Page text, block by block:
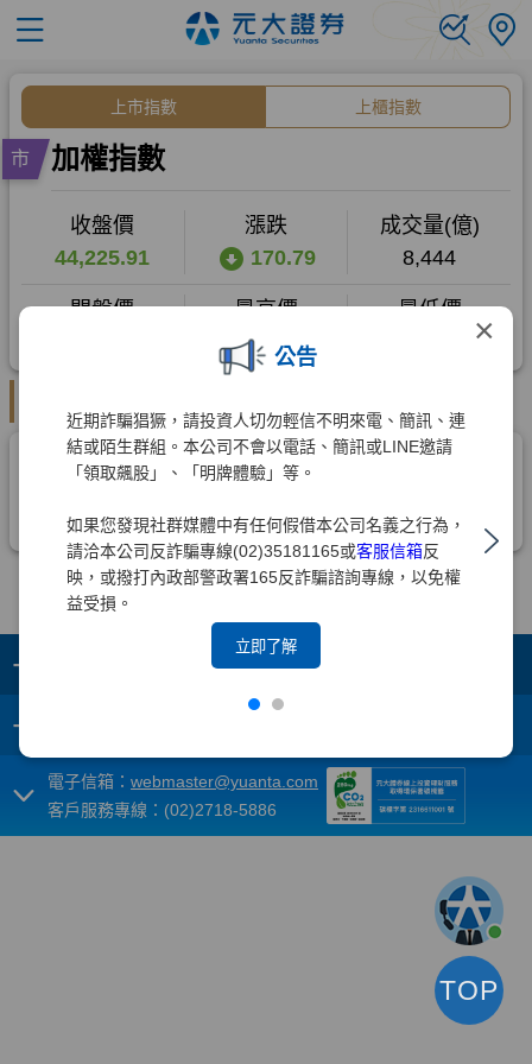
×
公告
近期詐騙猖獗，請投資人切勿輕信不明來電、簡訊、連
結或陌生群組。本公司不會以電話、簡訊或LINE邀請
「領取飆股」、「明牌體驗」等。
如果您發現社群媒體中有任何假借本公司名義之行為，
請洽本公司反詐騙專線(02)35181165或客服信箱反
映，或撥打內政部警政署165反詐騙諮詢專線，以免權
益受損。
立即了解
+
+
電子信箱： webmaster@yuanta.com
客戶服務專線：(02)2718-5886
TOP